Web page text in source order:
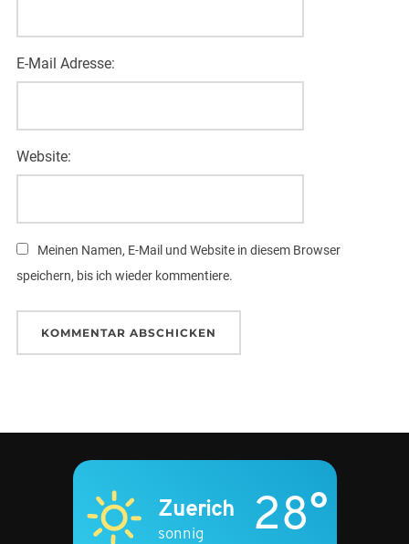
E-Mail Adresse:
Website:
Meinen Namen, E-Mail und Website in diesem Browser
speichern, bis ich wieder kommentiere.
Zuerich
sonnig 28°